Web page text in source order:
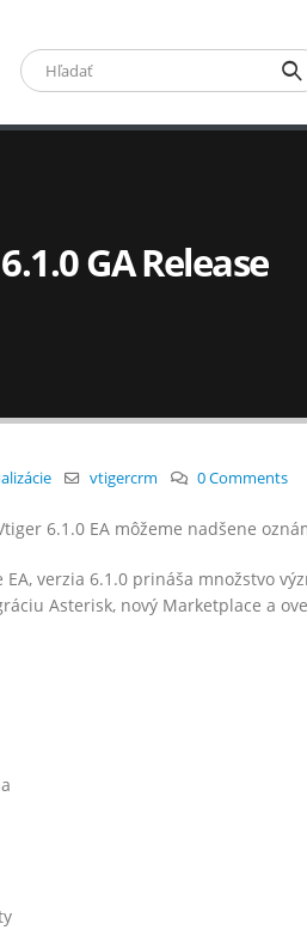
GA Release
vtigercrm 0 Comments
6.1.0 EA môžeme nadšene
verzia 6.1.0 prináša množstvo
Asterisk, nový Marketplace a